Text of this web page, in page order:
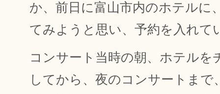
か、前日に富山市内のホテルに
てみようと思い、予約を入れて
コンサート当時の朝、ホテルを
してから、夜のコンサートまで